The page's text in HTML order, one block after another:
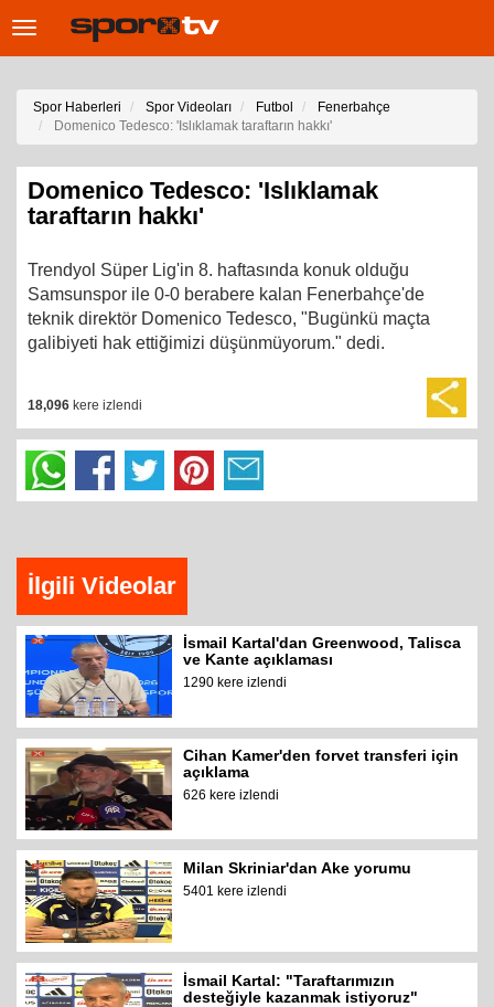
Toggle
Spor Haberleri Spor Videoları Futbol
Fenerbahçe
Domenico Tedesco: 'Islıklamak taraftarın hakkı'
Domenico Tedesco: 'Islıklamak
taraftarın hakkı'
Trendyol Süper Lig'in 8. haftasında konuk olduğu
Samsunspor ile 0-0 berabere kalan Fenerbahçe'de
teknik direktör Domenico Tedesco, "Bugünkü maçta
galibiyeti hak ettiğimizi düşünmüyorum." dedi.
18,096 kere izlendi
İlgili Videolar
İsmail Kartal'dan Greenwood, Talisca
ve Kante açıklaması
1290 kere izlendi
Cihan Kamer'den forvet transferi için
açıklama
626 kere izlendi
Milan Skriniar'dan Ake yorumu
5401 kere izlendi
İsmail Kartal: "Taraftarımızın
desteğiyle kazanmak istiyoruz"